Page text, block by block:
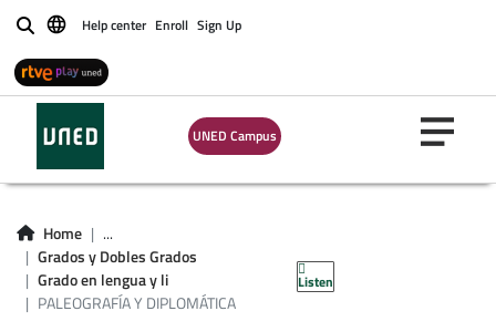
BuscarHelp center Enroll Sign Up
UNED Campus
Home
...
Grados y Dobles Grados
Grado en lengua y li
PALEOGRAFÍA Y DIPLOMÁTICA
Listen
PALEOGRAFÍA Y
DIPLOMÁTICA